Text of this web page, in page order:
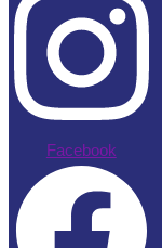
Facebook